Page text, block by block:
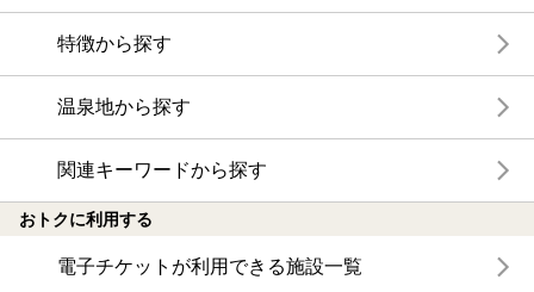
特徴から探す
温泉地から探す
関連キーワードから探す
おトクに利用する
電子チケットが利用できる施設一覧